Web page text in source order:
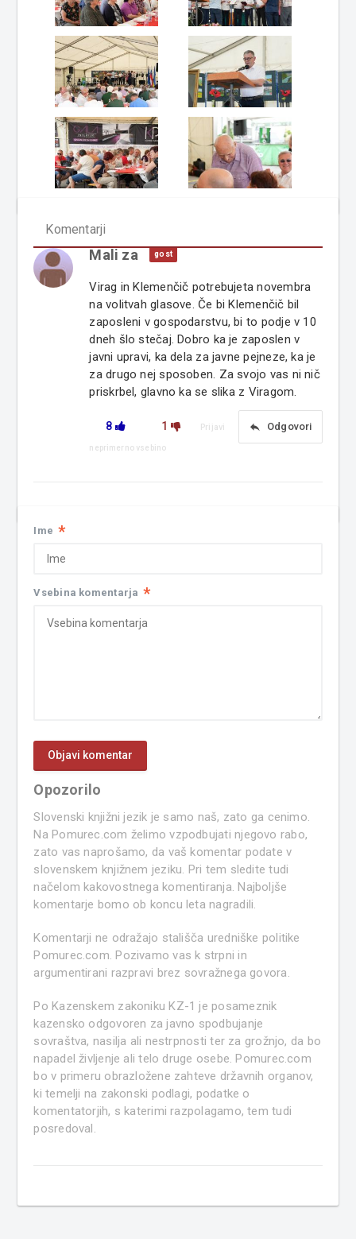
Komentarji
Mali za gost
Virag in Klemenčič potrebujeta novembra
na volitvah glasove. Če bi Klemenčič bil
zaposleni v gospodarstvu, bi to podje v 10
dneh šlo stečaj. Dobro ka je zaposlen v
javni upravi, ka dela za javne pejneze, ka je
za drugo nej sposoben. Za svojo vas ni nič
priskrbel, glavno ka se slika z Viragom.
8 1 reply Odgovori
Prijavi
neprimerno vsebino
Ime *
Vsebina komentarja *
Opozorilo
Slovenski knjižni jezik je samo naš, zato ga cenimo.
Na Pomurec.com želimo vzpodbujati njegovo rabo,
zato vas naprošamo, da vaš komentar podate v
slovenskem knjižnem jeziku. Pri tem sledite tudi
načelom kakovostnega komentiranja. Najboljše
komentarje bomo ob koncu leta nagradili.
Komentarji ne odražajo stališča uredniške politike
Pomurec.com. Pozivamo vas k strpni in
argumentirani razpravi brez sovražnega govora.
Po Kazenskem zakoniku KZ-1 je posameznik
kazensko odgovoren za javno spodbujanje
sovraštva, nasilja ali nestrpnosti ter za grožnjo, da bo
napadel življenje ali telo druge osebe. Pomurec.com
bo v primeru obrazložene zahteve državnih organov,
ki temelji na zakonski podlagi, podatke o
komentatorjih, s katerimi razpolagamo, tem tudi
posredoval.